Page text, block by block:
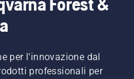
per l'innovazione dal
professionali per